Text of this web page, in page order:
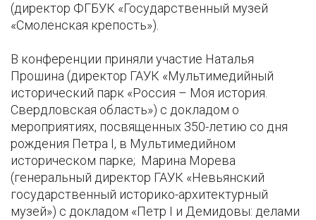
(директор ФГБУК «Государственный музей
«Смоленская крепость»).
В конференции приняли участие Наталья
Прошина (директор ГАУК «Мультимедийный
исторический парк «Россия – Моя история.
Свердловская область») с докладом о
мероприятиях, посвященных 350-летию со дня
рождения Петра I, в Мультимедийном
историческом парке; Марина Морева
(генеральный директор ГАУК «Невьянский
государственный историко-архитектурный
музей») с докладом «Петр I и Демидовы: делами